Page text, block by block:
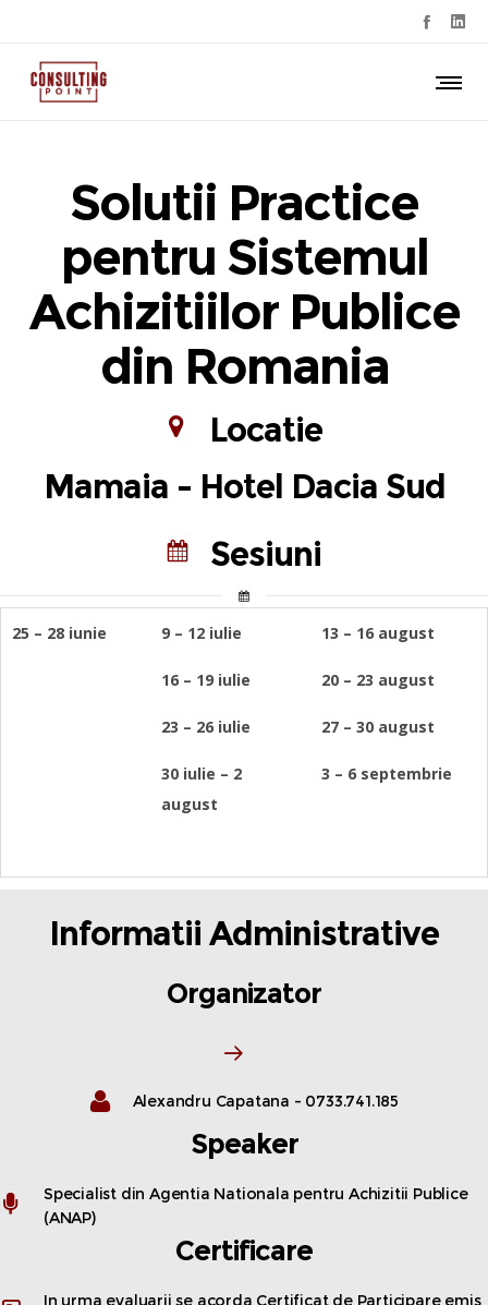
Solutii Practice
pentru Sistemul
Achizitiilor Publice
din Romania
Locatie
Mamaia - Hotel Dacia Sud
Sesiuni
25 – 28 iunie 9 – 12 iulie
16 – 19 iulie
23 – 26 iulie
30 iulie – 2
august
13 – 16 august
20 – 23 august
27 – 30 august
3 – 6 septembrie
Informatii Administrative
Organizator
Alexandru Capatana - 0733.741.185
Speaker
Specialist din Agentia Nationala pentru Achizitii Publice
(ANAP)
Certificare
In urma evaluarii se acorda Certificat de Participare emis